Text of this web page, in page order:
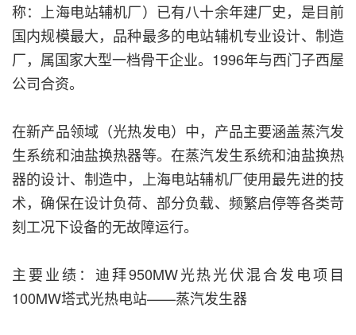
称：上海电站辅机厂）已有八十余年建厂史，是目前
国内规模最大，品种最多的电站辅机专业设计、制造
厂，属国家大型一档骨干企业。1996年与西门子西屋
公司合资。
在新产品领域（光热发电）中，产品主要涵盖蒸汽发
生系统和油盐换热器等。在蒸汽发生系统和油盐换热
器的设计、制造中，上海电站辅机厂使用最先进的技
术，确保在设计负荷、部分负载、频繁启停等各类苛
刻工况下设备的无故障运行。
主要业绩：迪拜950MW光热光伏混合发电项目
100MW塔式光热电站——蒸汽发生器